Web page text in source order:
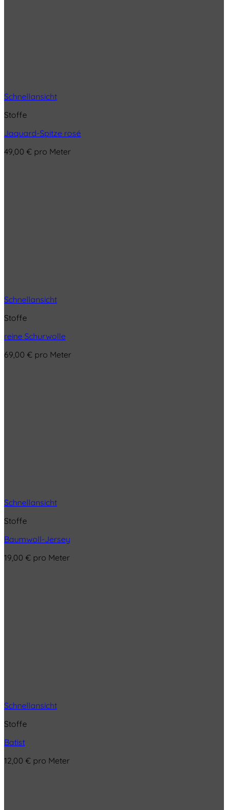
Schnellansicht
Stoffe
Jaquard-Spitze rosé
49,00 € pro Meter
Schnellansicht
Stoffe
reine Schurwolle
69,00 € pro Meter
Schnellansicht
Stoffe
Baumwoll-Jersey
19,00 € pro Meter
Schnellansicht
Stoffe
Batist
12,00 € pro Meter